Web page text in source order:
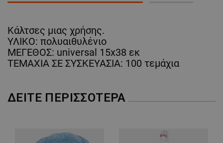
Κάλτσες μιας χρήσης.
ΥΛΙΚΟ: πολυαιθυλένιο
ΜΕΓΕΘΟΣ: universal 15x38 εκ
ΤΕΜΑΧΙΑ ΣΕ ΣΥΣΚΕΥΑΣΙΑ: 100 τεμάχια
ΔΕΊΤΕ ΠΕΡΙΣΣΌΤΕΡΑ